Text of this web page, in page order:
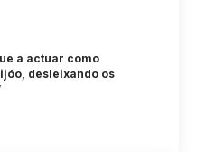
a actuar como
desleixando os